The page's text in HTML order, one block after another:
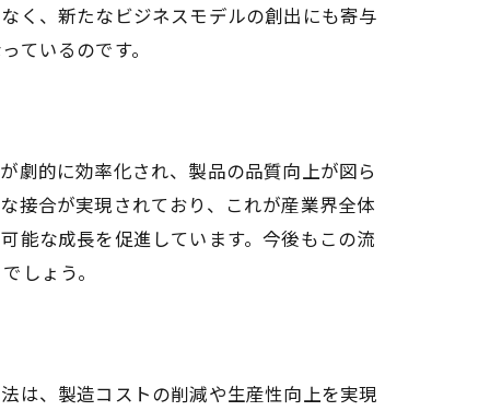
く、新たなビジネスモデルの創出にも寄与
ているのです。
劇的に効率化され、製品の品質向上が図ら
接合が実現されており、これが産業界全体
能な成長を促進しています。今後もこの流
しょう。
は、製造コストの削減や生産性向上を実現